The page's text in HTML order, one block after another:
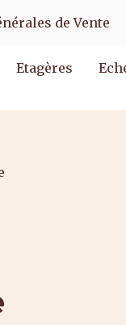
de Vente
Etagères